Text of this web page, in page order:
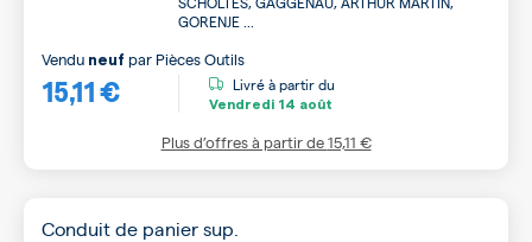
GORENJE ...
15,11 €
Vendu neuf par Pièces Outils
Livré à partir du
Vendredi 14 août
Plus d’offres à partir de15,11 €
Conduit de panier sup.